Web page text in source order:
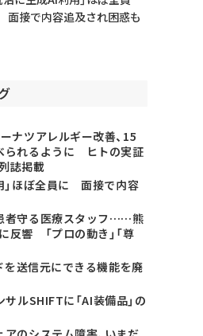
接で内容追及され困惑も
ナツアレルギー改善、15
られるように ヒトの実証
誌掲載
」ほぼ全員に 面接で内容
者守る医療スタッフ……熊
反響 「プロの動き」「尊
を送信元にできる機能を廃
ルSHIFTに「AI装備品」の